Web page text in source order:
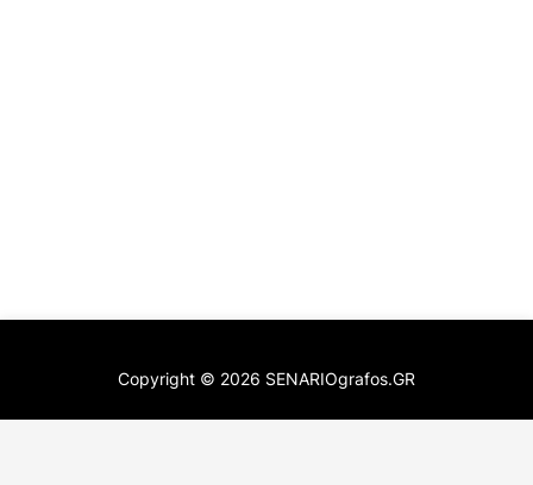
Copyright © 2026 SENARIOgrafos.GR